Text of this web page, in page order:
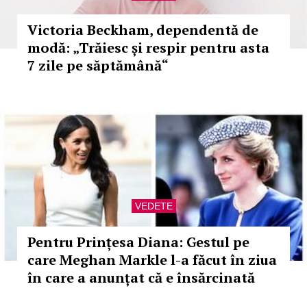
Victoria Beckham, dependentă de
modă: „Trăiesc și respir pentru asta
7 zile pe săptămână“
VEDETE
Pentru Prințesa Diana: Gestul pe
care Meghan Markle l-a făcut în ziua
în care a anunțat că e însărcinată